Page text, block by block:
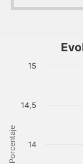
Porcentaje 14
14,5
15